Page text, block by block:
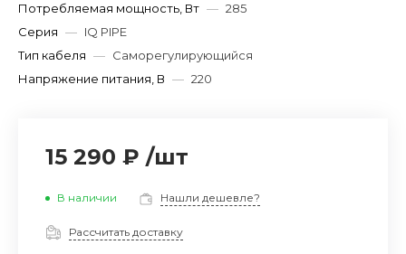
Потребляемая мощность, Вт — 285
Серия — IQ PIPE
Тип кабеля — Саморегулирующийся
Напряжение питания, В — 220
15 290 ₽ /шт
В наличии Нашли дешевле?
Рассчитать доставку